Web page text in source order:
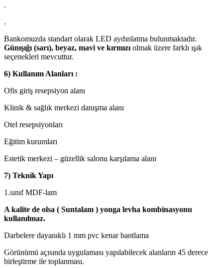
.
.
Bankomuzda standart olarak LED aydınlatma bulunmaktadır.
Günışığı (sarı), beyaz, mavi ve kırmızı olmak üzere farklı ışık
seçenekleri mevcuttur.
6) Kullanım Alanları :
Ofis giriş resepsiyon alanı
Klinik & sağlık merkezi danışma alanı
Otel resepsiyonları
Eğitim kurumları
Estetik merkezi – güzellik salonu karşılama alanı
7) Teknik Yapı
1.sınıf MDF-lam
A kalite de olsa ( Suntalam ) yonga levha kombinasyonu
kullanılmaz.
Darbelere dayanıklı 1 mm pvc kenar bantlama
Görünümü açısında uygulaması yapılabilecek alanların 45 derece
birleştirme ile toplanması.